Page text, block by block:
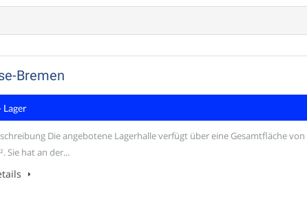
Bremen
Lager
Die angebotene Lagerhalle verfügt über eine Gesamtfläche von
Sie hat an der...